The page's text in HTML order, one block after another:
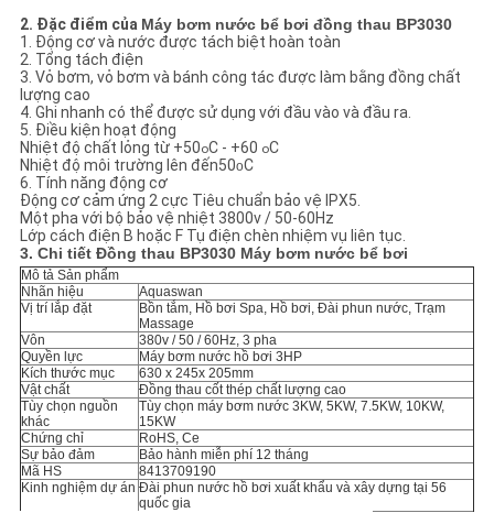
2. Đặc điểm của Máy bơm nước bể bơi đồng thau BP3030
1. Động cơ và nước được tách biệt hoàn toàn
2. Tổng tách điện
3. Vỏ bơm, vỏ bơm và bánh công tác được làm bằng đồng chất
lượng cao
4. Ghi nhanh có thể được sử dụng với đầu vào và đầu ra.
5. Điều kiện hoạt động
Nhiệt độ chất lỏng từ +50oC - +60 oC
Nhiệt độ môi trường lên đến50oC
6. Tính năng động cơ
Động cơ cảm ứng 2 cực Tiêu chuẩn bảo vệ IPX5.
Một pha với bộ bảo vệ nhiệt 3800v / 50-60Hz
Lớp cách điện B hoặc F Tụ điện chèn nhiệm vụ liên tục.
3. Chi tiết Đồng thau BP3030 Máy bơm nước bể bơi
Mô tả Sản phẩm
Nhãn hiệu
Aquaswan
Vị trí lắp đặt
Bồn tắm, Hồ bơi Spa, Hồ bơi, Đài phun nước, Trạm
Massage
Vôn
380v / 50 / 60Hz, 3 pha
Quyền lực
Máy bơm nước hồ bơi 3HP
Kích thước mục
630 x 245x 205mm
Vật chất
Đồng thau cốt thép chất lượng cao
Tùy chọn nguồn
khác
Tùy chọn máy bơm nước 3KW, 5KW, 7.5KW, 10KW,
15KW
Chứng chỉ
RoHS, Ce
Sự bảo đảm
Bảo hành miễn phí 12 tháng
Mã HS
8413709190
Kinh nghiệm dự án Đài phun nước hồ bơi xuất khẩu và xây dựng tại 56
quốc gia